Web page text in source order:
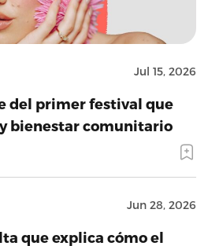
Jul 15, 2026
del primer festival que
bienestar comunitario
Jun 28, 2026
que explica cómo el